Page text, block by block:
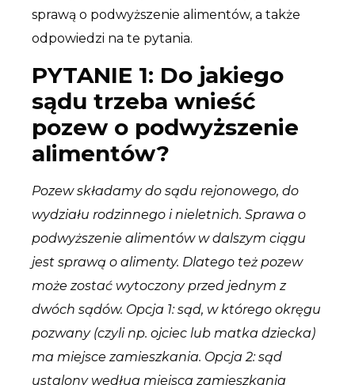
sprawą o podwyższenie alimentów, a także
odpowiedzi na te pytania.
PYTANIE 1: Do jakiego
sądu trzeba wnieść
pozew o podwyższenie
alimentów?
Pozew składamy do sądu rejonowego, do
wydziału rodzinnego i nieletnich. Sprawa o
podwyższenie alimentów w dalszym ciągu
jest sprawą o alimenty. Dlatego też pozew
może zostać wytoczony przed jednym z
dwóch sądów. Opcja 1: sąd, w którego okręgu
pozwany (czyli np. ojciec lub matka dziecka)
ma miejsce zamieszkania. Opcja 2: sąd
ustalony według miejsca zamieszkania